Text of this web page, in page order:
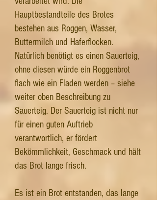
Hauptbestandteile des Brotes
bestehen aus Roggen, Wasser,
Buttermilch und Haferflocken.
Natürlich benötigt es einen Sauerteig,
ohne diesen würde ein Roggenbrot
flach wie ein Fladen werden – siehe
weiter oben Beschreibung zu
Sauerteig. Der Sauerteig ist nicht nur
für einen guten Auftrieb
verantwortlich, er fördert
Bekömmlichkeit, Geschmack und hält
das Brot lange frisch.
Es ist ein Brot entstanden, das lange